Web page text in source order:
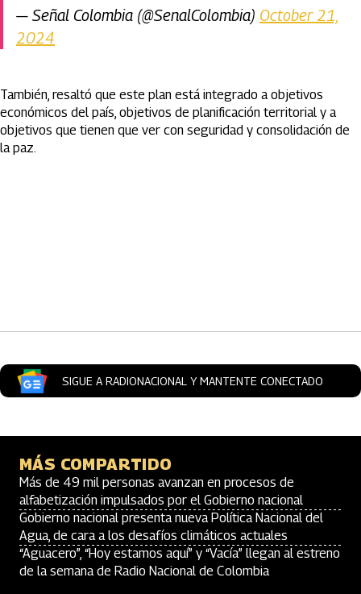
— Señal Colombia (@SenalColombia) October 21,
2024
También, resaltó que este plan está integrado a objetivos
económicos del país, objetivos de planificación territorial y a
objetivos que tienen que ver con seguridad y consolidación de
la paz.
SIGUE A RADIONACIONAL Y MANTENTE CONECTADO
MÁS COMPARTIDO
Más de 49 mil personas avanzan en procesos de
alfabetización impulsados por el Gobierno nacional
Gobierno nacional presenta nueva Política Nacional del
Agua, de cara a los desafíos climáticos actuales
“Aguacero”, “Hoy estamos aquí” y “Vacía” llegan al estreno
de la semana de Radio Nacional de Colombia